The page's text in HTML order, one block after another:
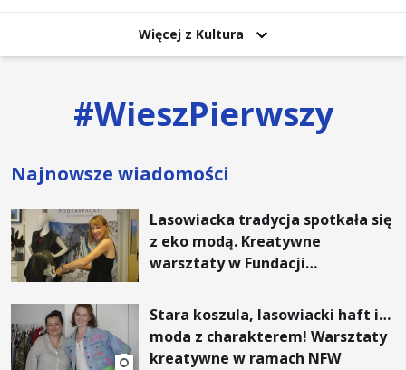
Więcej z Kultura
#WieszPierwszy
Najnowsze wiadomości
Lasowiacka tradycja spotkała się
z eko modą. Kreatywne
warsztaty w Fundacji
Stara koszula, lasowiacki haft i…
moda z charakterem! Warsztaty
kreatywne w ramach NFW